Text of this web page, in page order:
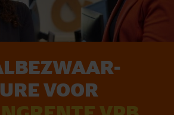
VOOR